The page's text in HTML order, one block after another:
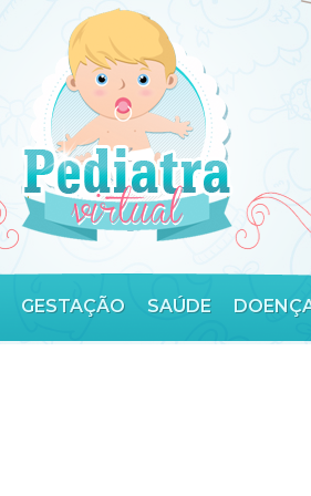
GESTAÇÃO SAÚDE